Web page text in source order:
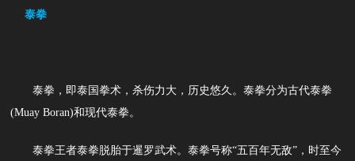
泰拳
泰拳，即泰国拳术，杀伤力大，历史悠久。泰拳分为古代泰拳
(Muay Boran)和现代泰拳。
泰拳王者泰拳脱胎于暹罗武术。泰拳号称“五百年无敌”，时至今